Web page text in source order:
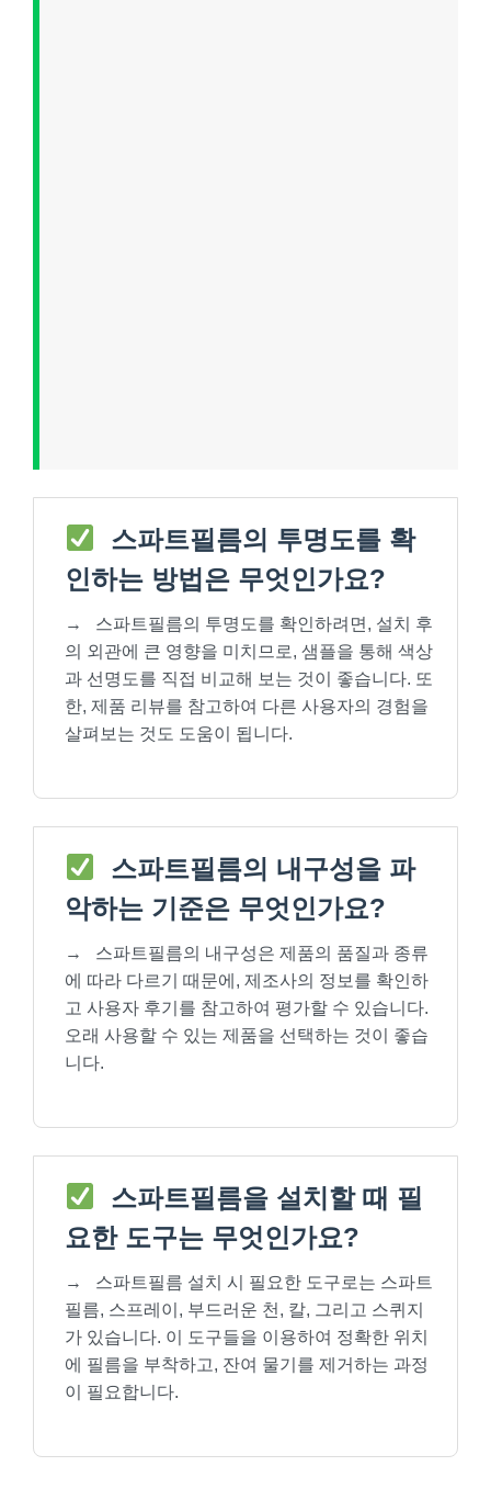
스파트필름의 투명도를 확
인하는 방법은 무엇인가요?
→
스파트필름의 투명도를 확인하려면, 설치 후
의 외관에 큰 영향을 미치므로, 샘플을 통해 색상
과 선명도를 직접 비교해 보는 것이 좋습니다. 또
한, 제품 리뷰를 참고하여 다른 사용자의 경험을
살펴보는 것도 도움이 됩니다.
스파트필름의 내구성을 파
악하는 기준은 무엇인가요?
→
스파트필름의 내구성은 제품의 품질과 종류
에 따라 다르기 때문에, 제조사의 정보를 확인하
고 사용자 후기를 참고하여 평가할 수 있습니다.
오래 사용할 수 있는 제품을 선택하는 것이 좋습
니다.
스파트필름을 설치할 때 필
요한 도구는 무엇인가요?
→
스파트필름 설치 시 필요한 도구로는 스파트
필름, 스프레이, 부드러운 천, 칼, 그리고 스퀴지
가 있습니다. 이 도구들을 이용하여 정확한 위치
에 필름을 부착하고, 잔여 물기를 제거하는 과정
이 필요합니다.